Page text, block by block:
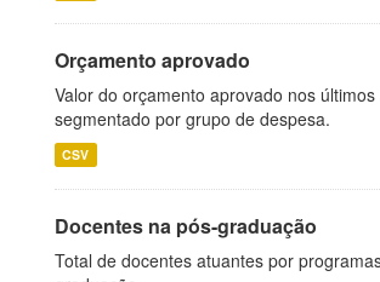
Orçamento aprovado
Valor do orçamento aprovado nos últimos
segmentado por grupo de despesa.
CSV
Docentes na pós-graduação
Total de docentes atuantes por